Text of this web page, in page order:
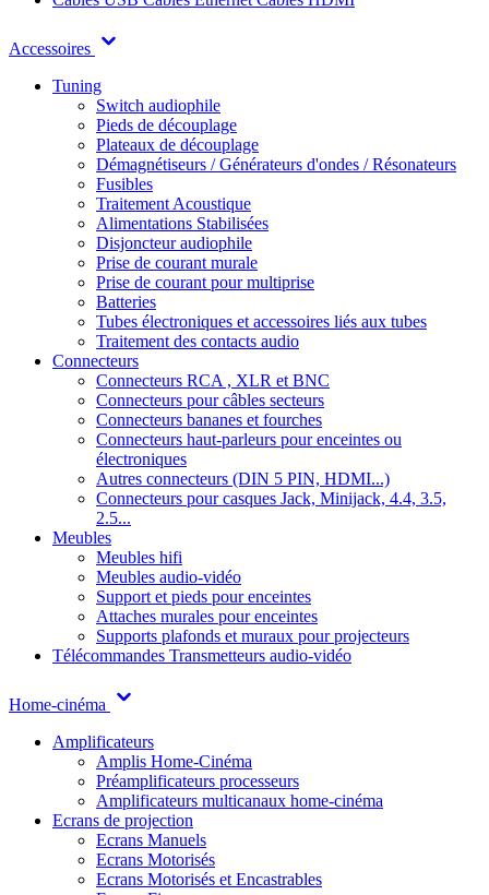
Accessoires
Tuning
Switch audiophile
Pieds de découplage
Plateaux de découplage
Démagnétiseurs / Générateurs d'ondes / Résonateurs
Fusibles
Traitement Acoustique
Alimentations Stabilisées
Disjoncteur audiophile
Prise de courant murale
Prise de courant pour multiprise
Batteries
Tubes électroniques et accessoires liés aux tubes
Traitement des contacts audio
Connecteurs
Connecteurs RCA , XLR et BNC
Connecteurs pour câbles secteurs
Connecteurs bananes et fourches
Connecteurs haut-parleurs pour enceintes ou
électroniques
Autres connecteurs (DIN 5 PIN, HDMI...)
Connecteurs pour casques Jack, Minijack, 4.4, 3.5,
2.5...
Meubles
Meubles hifi
Meubles audio-vidéo
Support et pieds pour enceintes
Attaches murales pour enceintes
Supports plafonds et muraux pour projecteurs
Télécommandes Transmetteurs audio-vidéo
Home-cinéma
Amplificateurs
Amplis Home-Cinéma
Préamplificateurs processeurs
Amplificateurs multicanaux home-cinéma
Ecrans de projection
Ecrans Manuels
Ecrans Motorisés
Ecrans Motorisés et Encastrables